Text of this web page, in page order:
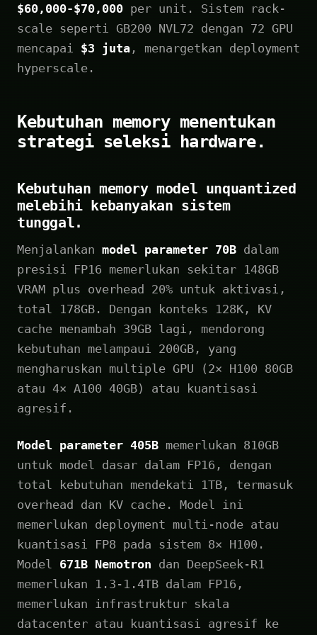
$60,000-$70,000 per unit. Sistem rack-
scale seperti GB200 NVL72 dengan 72 GPU
mencapai $3 juta , menargetkan deployment
hyperscale.
Kebutuhan memory menentukan
strategi seleksi hardware.
Kebutuhan memory model unquantized
melebihi kebanyakan sistem
tunggal.
Menjalankan model parameter 70B dalam
presisi FP16 memerlukan sekitar 148GB
VRAM plus overhead 20% untuk aktivasi,
total 178GB. Dengan konteks 128K, KV
cache menambah 39GB lagi, mendorong
kebutuhan melampaui 200GB, yang
mengharuskan multiple GPU (2× H100 80GB
atau 4× A100 40GB) atau kuantisasi
agresif.
Model parameter 405B memerlukan 810GB
untuk model dasar dalam FP16, dengan
total kebutuhan mendekati 1TB, termasuk
overhead dan KV cache. Model ini
memerlukan deployment multi-node atau
kuantisasi FP8 pada sistem 8× H100.
Model 671B Nemotron dan DeepSeek-R1
memerlukan 1.3-1.4TB dalam FP16,
memerlukan infrastruktur skala
datacenter atau kuantisasi agresif ke